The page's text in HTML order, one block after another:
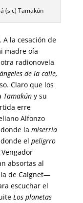
(sic) Tamakún
la cesación de
madre oía
radionovela
de la calle,
Claro que los
Tamakúny su
erre
Alfonzo
la miserria
donde el peligrro
absortas al
de Caignet—
escuchar el
Los planetas